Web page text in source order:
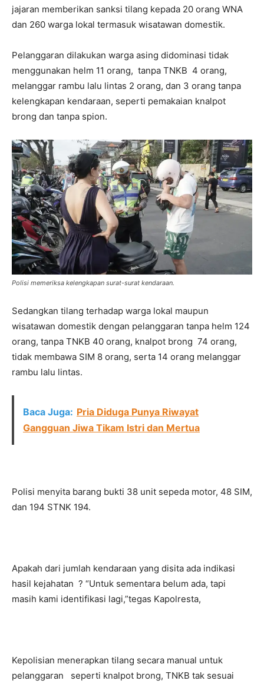
jajaran memberikan sanksi tilang kepada 20 orang WNA
dan 260 warga lokal termasuk wisatawan domestik.
Pelanggaran dilakukan warga asing didominasi tidak
menggunakan helm 11 orang, tanpa TNKB 4 orang,
melanggar rambu lalu lintas 2 orang, dan 3 orang tanpa
kelengkapan kendaraan, seperti pemakaian knalpot
brong dan tanpa spion.
Polisi memeriksa kelengkapan surat-surat kendaraan.
Sedangkan tilang terhadap warga lokal maupun
wisatawan domestik dengan pelanggaran tanpa helm 124
orang, tanpa TNKB 40 orang, knalpot brong 74 orang,
tidak membawa SIM 8 orang, serta 14 orang melanggar
rambu lalu lintas.
Baca Juga: Pria Diduga Punya Riwayat
Gangguan Jiwa Tikam Istri dan Mertua
Polisi menyita barang bukti 38 unit sepeda motor, 48 SIM,
dan 194 STNK 194.
Apakah dari jumlah kendaraan yang disita ada indikasi
hasil kejahatan ? “Untuk sementara belum ada, tapi
masih kami identifikasi lagi,”tegas Kapolresta,
Kepolisian menerapkan tilang secara manual untuk
pelanggaran seperti knalpot brong, TNKB tak sesuai